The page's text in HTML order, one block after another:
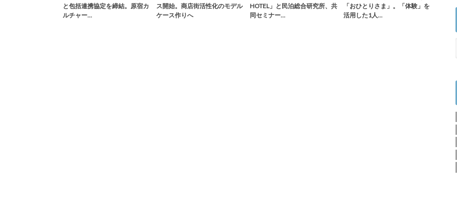
と包括連携協定を締結。原宿カ
ルチャー…
ス開始。商店街活性化のモデル
ケース作りへ
HOTEL」と民泊総合研究所、共
同セミナー…
「おひとりさま」。「体験」を
活用した1人…